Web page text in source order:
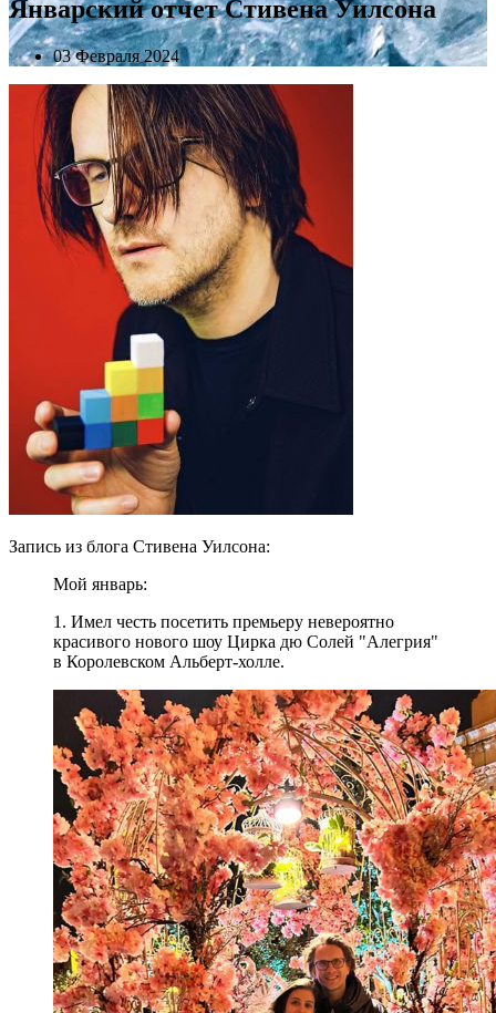
Январский отчет Стивена Уилсона
03 Февраля 2024
Запись из блога Стивена Уилсона:
Мой январь:
1. Имел честь посетить премьеру невероятно
красивого нового шоу Цирка дю Солей "Алегрия"
в Королевском Альберт-холле.